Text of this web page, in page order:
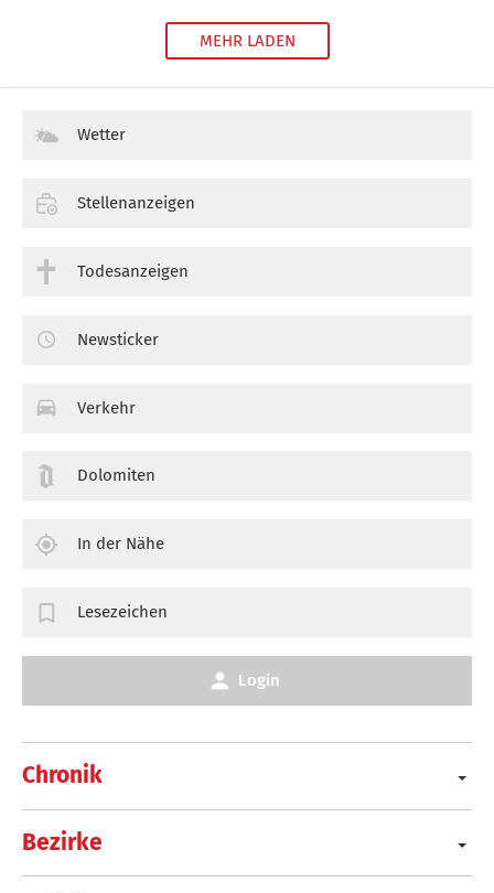
MEHR LADEN
Chronik
Bezirke
Wetter
Stellenanzeigen
Todesanzeigen
Newsticker
Verkehr
Dolomiten
In der Nähe
Lesezeichen
Login